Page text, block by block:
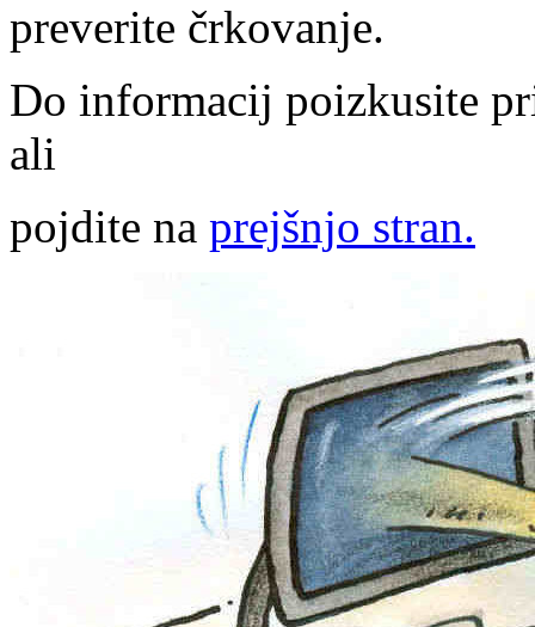
preverite črkovanje.
Do informacij poizkusite
ali
pojdite na prejšnjo stran.